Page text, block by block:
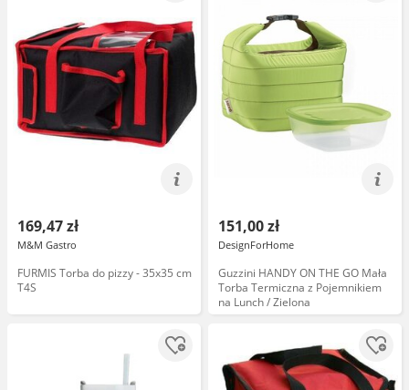
169,47 zł
M&M Gastro
FURMIS Torba do pizzy - 35x35 cm
T4S
151,00 zł
DesignForHome
Guzzini HANDY ON THE GO Mała
Torba Termiczna z Pojemnikiem
na Lunch / Zielona